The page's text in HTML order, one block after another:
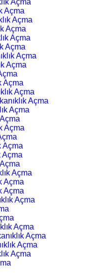
Açma
Açma
Açma
Açma
Açma
Açma
Açma
Açma
Açma
Açma
Açma
Açma
Açma
Açma
Açma
Açma
Açma
Açma
Açma
Açma
Açma
Açma
Açma